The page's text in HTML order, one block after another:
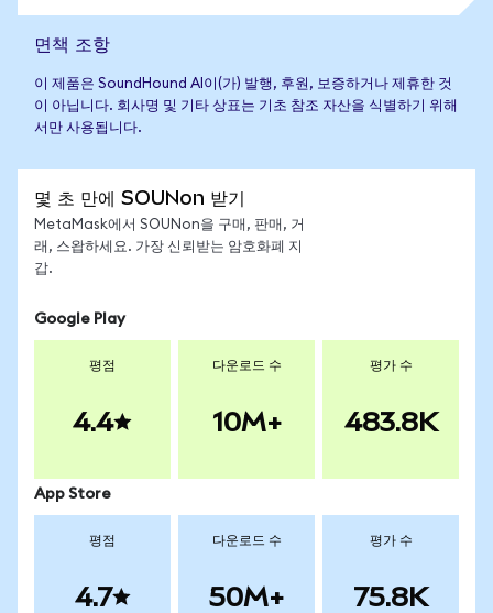
면책 조항
이 제품은 SoundHound AI이(가) 발행, 후원, 보증하거나 제휴한 것
이 아닙니다. 회사명 및 기타 상표는 기초 참조 자산을 식별하기 위해
서만 사용됩니다.
몇 초 만에 SOUNon 받기
MetaMask에서 SOUNon을 구매, 판매, 거
래, 스왑하세요. 가장 신뢰받는 암호화폐 지
갑.
Google Play
평점
4.4
다운로드 수
10M+
평가 수
483.8K
App Store
평점
4.7
다운로드 수
50M+
평가 수
75.8K